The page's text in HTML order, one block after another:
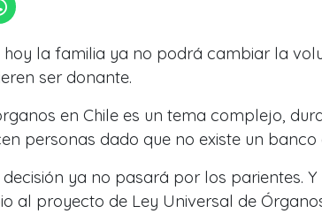
hoy la familia ya no podrá cambiar la
ser donante.
en Chile es un tema complejo,
personas dado que no existe un banco
ya no pasará por los parientes. Y
al proyecto de Ley Universal de